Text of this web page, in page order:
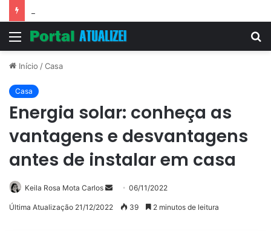
Menu
Início /Casa
Casa
Energia solar: conheça as
vantagens e desvantagens
antes de instalar em casa
Keila Rosa Mota Carlos
Mande06/11/2022
Última Atualização 21/12/2022 39 2 minutos de leitura